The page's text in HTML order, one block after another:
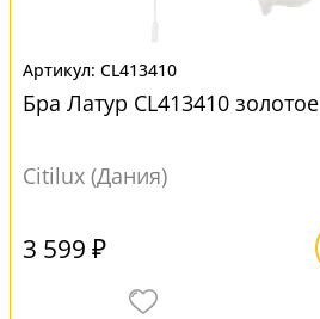
CL413410
Бра Латур CL413410 золотое
Citilux (Дания)
3 599 ₽